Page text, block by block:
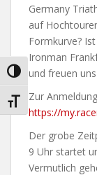
UMSCHALTEN
SCHRIFT
Germany
auf
Formkurve?
Ironman
und freuen
Zur
https://
Der grobe
9 Uhr startet
Vermutlich